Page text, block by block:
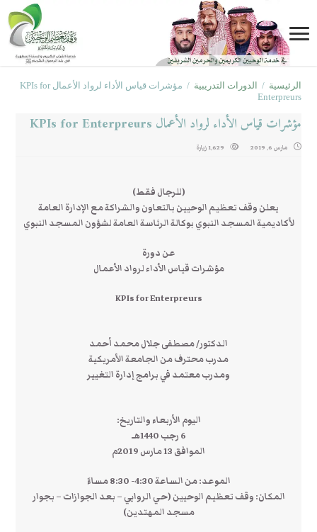
الرئيسية / الدورات التدريبية /
مؤشرات قياس الأداء لرواد الأعمال KPIs for
Enterpreurs
مؤشرات قياس الأداء لرواد الأعمال KPIs for Enterpreurs
مارس 6, 2019 1,629 زيارة
(للرجال فقط)
يعلن وقف تعظيم الوحيين بالتعاون والشراكة مع الإدارة العامة
لأكاديمية المسجد النبوي بوكالة الرئاسة العامة لشؤون المسجد النبوي
عن دورة
مؤشرات قياس الأداء لرواد الأعمال
KPIs for Enterpreurs
الدكتور/ مصطفى جلال محمد أحمد
مدرب محترف من الجامعة الأمريكية
ومدرب معتمد في برامج إدارة التغيير
اليوم الأربعاء والتاريخ:
6 رجب 1440هـ
الموافق 13 مارس 2019م
الموعد: من الساعة 4:30- 8:30 مساءً
المكان: وقف تعظيم الوحيين (حي الروابي – بعد الجوازات – بجوار
مسجد المهتدين)